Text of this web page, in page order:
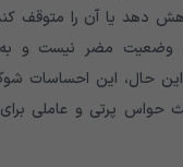
دهد یا آن را متوقف
وضعیت مضر نیست و به
این حال، این احساسات
حواس پرتی و عاملی